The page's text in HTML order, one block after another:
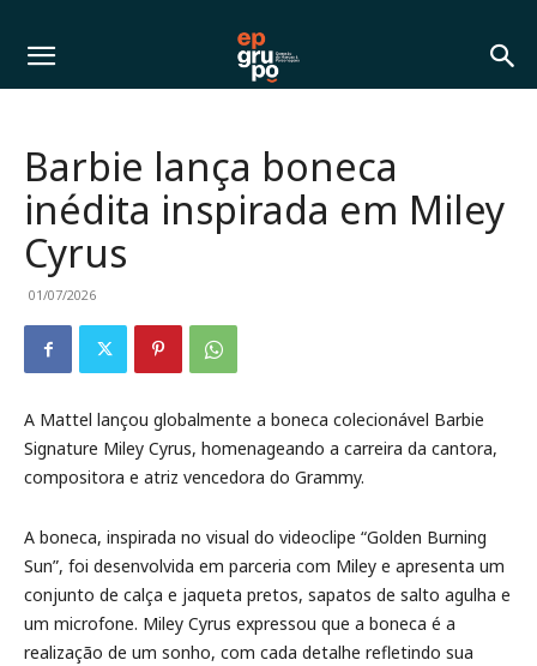
Barbie lança boneca
inédita inspirada em Miley
Cyrus
01/07/2026
A Mattel lançou globalmente a boneca colecionável Barbie
Signature Miley Cyrus, homenageando a carreira da cantora,
compositora e atriz vencedora do Grammy.
A boneca, inspirada no visual do videoclipe “Golden Burning
Sun”, foi desenvolvida em parceria com Miley e apresenta um
conjunto de calça e jaqueta pretos, sapatos de salto agulha e
um microfone. Miley Cyrus expressou que a boneca é a
realização de um sonho, com cada detalhe refletindo sua